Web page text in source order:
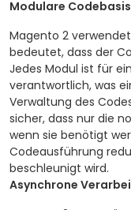
Modulare Codebasis
Magento 2
bedeutet, dass der
Jedes Modul ist für
verantwortlich, was
Verwaltung des
sicher, dass nur die
wenn sie benötigt
Codeausführung
beschleunigt wird.
Asynchrone